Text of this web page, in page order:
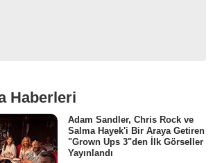
Haberleri
Adam Sandler, Chris Rock ve
Salma Hayek'i Bir Araya Getiren
"Grown Ups 3"den İlk Görseller
Yayınlandı